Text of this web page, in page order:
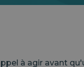
à agir avant